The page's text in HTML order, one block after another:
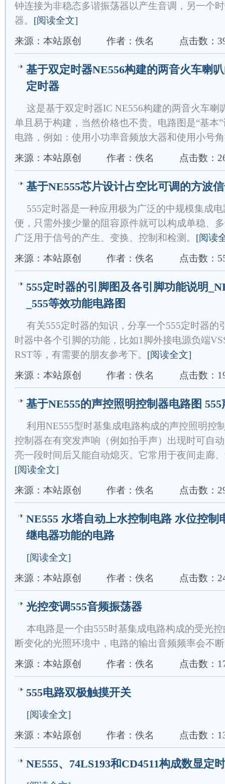
钟连接为非稳态多谐振荡器以产生音调，另一个
器。 [阅读全文]
来源：本站原创
作者：佚名 点击数：
基于双定时器NE556构建的两音火车喇
定时器
这是基于双定时器IC NE556构建的两音火车喇
单且易于构建，当然价格也不贵。电路图是“基本
电路，例如：使用小功率音频放大器和使用小号
来源：本站原创
作者：佚名 点击数：
基于NE555芯片设计占空比可调的方波
555定时器是一种应用极为广泛的中规模集成
便，只需外接少量的阻容原件就可以构成单稳、
广泛用于信号的产生、变换、控制和检测。 [阅读
来源：本站原创
作者：佚名 点击数：
555定时器的引脚图及各引脚功能说明
_555等效功能电路图
有关555定时器的知识，分享一个555定时器的
时器中各个引脚的功能，比如1脚外接电源负端
RST等，有需要的朋友参考下。 [阅读全文]
来源：本站原创
作者：佚名 点击数：
基于NE555的声控照明控制器电路图
利用NE555型时基集成电路构成的声控照明控
控制器在有突发声响（例如拍手声）出现时可自
亮一段时间后又能自动熄灭。它常用于夜间走廊
[阅读全文]
来源：本站原创
作者：佚名 点击数：
NE555 水塔自动上水控制电路 水位控制
继电器功能的电路
[阅读全文]
来源：本站原创
作者：佚名 点击数：
光控变调555音频振荡器
本电路是一个由555时基集成电路构成的受光
断变化的光照环境中，电路的输出音频频率会不
来源：本站原创
作者：佚名 点击数：
555电路双极触摸开关
[阅读全文]
来源：本站原创
作者：佚名 点击数：
NE555、74LS193和CD4511构成数显定